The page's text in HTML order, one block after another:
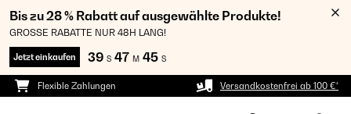
Bis zu 28 % Rabatt auf ausgewählte Produkte!
GROSSE RABATTE NUR 48H LANG!
Jetzt einkaufen 39 S 47 M 45 S
Flexible Zahlungen Versandkostenfrei ab 100 €*